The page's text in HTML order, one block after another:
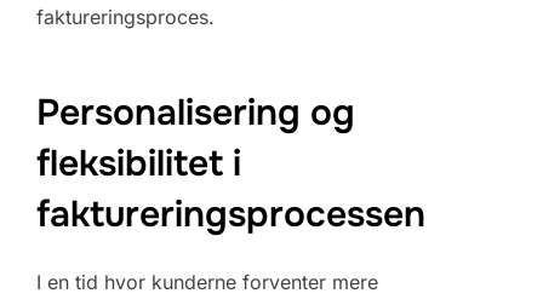
faktureringsproces.
Personalisering og
fleksibilitet i
faktureringsprocessen
I en tid hvor kunderne forventer mere